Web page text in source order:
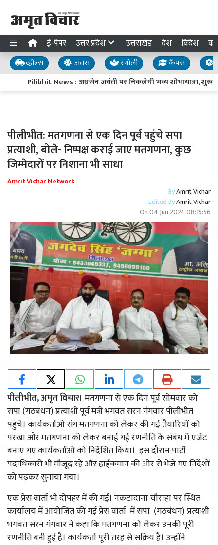
ई-पेपर उत्तर प्रदेश उत्तराखंड देश विदेश
व्हील्स अंतस रंगोली कैंपस
Pilibhit News : अग्रसेन जयंती पर निकलेगी भव्य शोभायात्रा, शुरू
पीलीभीत: मतगणना से एक दिन पूर्व पहुंचे सपा
प्रत्याशी, बोले- निष्पक्ष कराई जाए मतगणना, कुछ
जिम्मेदारों पर निशाना भी साधा
Amrit Vichar Network
ByAmrit Vichar
Edited ByAmrit Vichar
On04 Jun 2024 08:15:56
पीलीभीत, अमृत विचार। मतगणना से एक दिन पूर्व सोमवार को
सपा (गठबंधन) प्रत्याशी पूर्व मंत्री भगवत सरन गंगवार पीलीभीत
पहुंचे। कार्यकर्ताओं संग मतगणना को लेकर की गई तैयारियों को
परखा और मतगणना को लेकर बनाई गई रणनीति के संबंध में एजेंट
बनाए गए कार्यकर्ताओं को निर्देशित किया। इस दौरान पार्टी
पदाधिकारी भी मौजूद रहे और हाईकमान की ओर से भेजे गए निर्देशों
को पढ़कर सुनाया गया।
एक प्रेस वार्ता भी दोपहर में की गई। नकटादाना चौराहा पर स्थित
कार्यालय में आयोजित की गई प्रेस वार्ता में सपा (गठबंधन) प्रत्याशी
भगवत सरन गंगवार ने कहा कि मतगणना को लेकर उनकी पूरी
रणनीति बनी हुई है। कार्यकर्ता पूरी तरह से सक्रिय है। उन्होंने